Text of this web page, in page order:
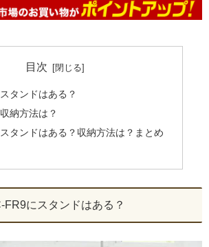
目次
タンドはある？
納方法は？
タンドはある？収納方法は？まとめ
FR9にスタンドはある？